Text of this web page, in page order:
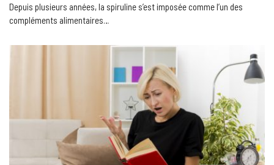
Depuis plusieurs années, la spiruline s’est imposée comme l’un des
compléments alimentaires…